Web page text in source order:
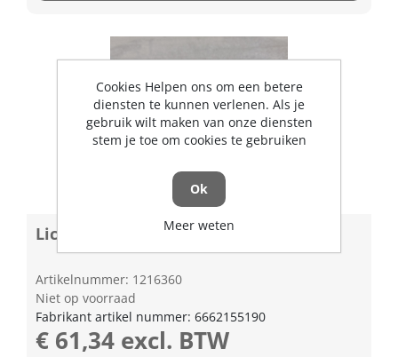
Lichtschakelaar Kubota 6662155190
Artikelnummer: 1216360
Niet op voorraad
Fabrikant artikel nummer: 6662155190
€ 61,34 excl. BTW
Cookies Helpen ons om een betere
diensten te kunnen verlenen. Als je
gebruik wilt maken van onze diensten
stem je toe om cookies te gebruiken
Ok
Meer weten